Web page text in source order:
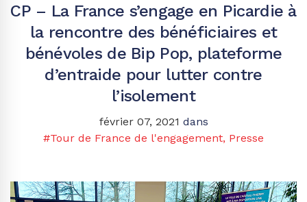
CP – La France s’engage en Picardie à
la rencontre des bénéficiaires et
bénévoles de Bip Pop, plateforme
d’entraide pour lutter contre
l’isolement
février 07, 2021 dans
#Tour de France de l'engagement, Presse